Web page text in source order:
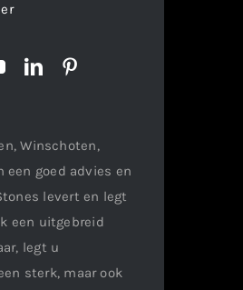
Winschoten,
een goed advies en
levert en legt
een uitgebreid
legt u
sterk, maar ook